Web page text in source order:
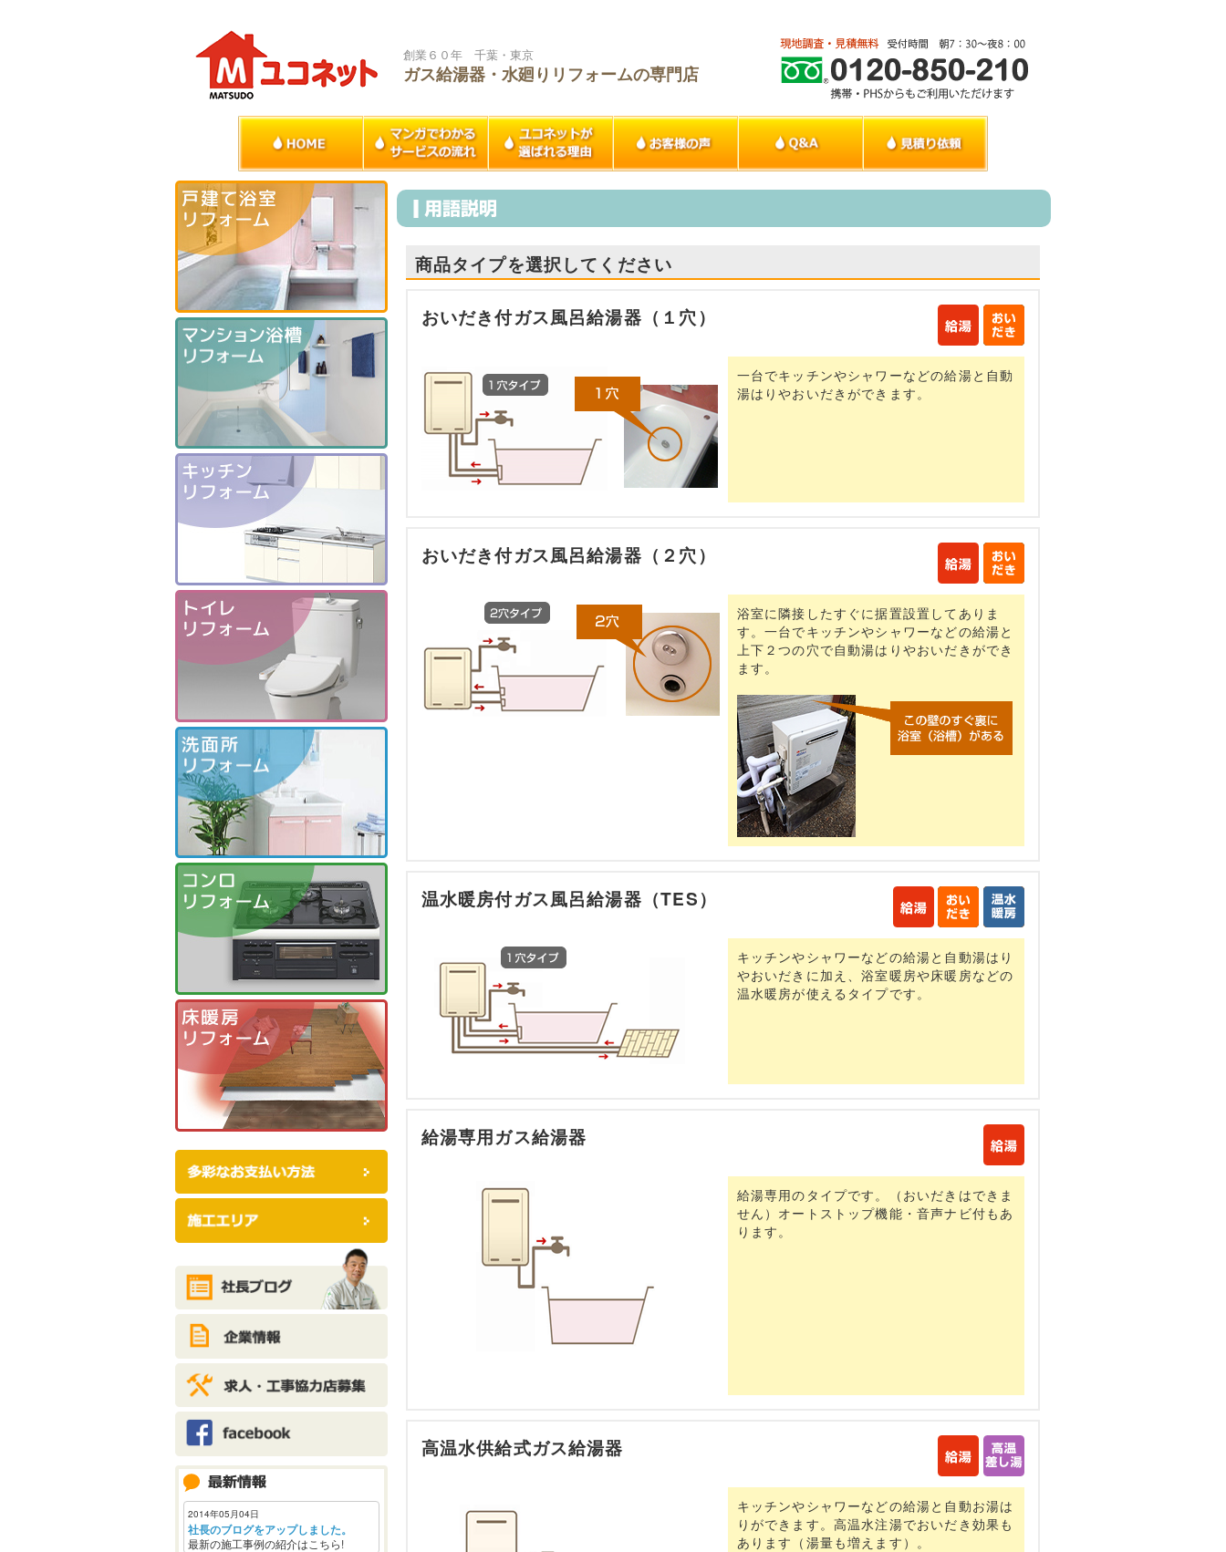
創業６０年 千葉・東京
ガス給湯器・水廻りリフォームの専門店
2014年05月04日
社長のブログをアップしました。
最新の施工事例の紹介はこちら!
商品タイプを選択してください
おいだき付ガス風呂給湯器（１穴）
一台でキッチンやシャワーなどの給湯と自動
湯はりやおいだきができます。
おいだき付ガス風呂給湯器（２穴）
浴室に隣接したすぐに据置設置してありま
す。一台でキッチンやシャワーなどの給湯と
上下２つの穴で自動湯はりやおいだきができ
ます。
温水暖房付ガス風呂給湯器（TES）
キッチンやシャワーなどの給湯と自動湯はり
やおいだきに加え、浴室暖房や床暖房などの
温水暖房が使えるタイプです。
給湯専用ガス給湯器
給湯専用のタイプです。（おいだきはできま
せん）オートストップ機能・音声ナビ付もあ
ります。
高温水供給式ガス給湯器
キッチンやシャワーなどの給湯と自動お湯は
りができます。高温水注湯でおいだき効果も
あります（湯量も増えます）。